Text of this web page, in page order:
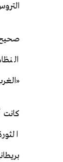
صحيح
كانت